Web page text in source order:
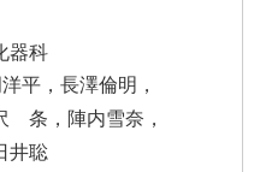
器科
平，長澤倫明，
条，陣内雪奈，
井聡